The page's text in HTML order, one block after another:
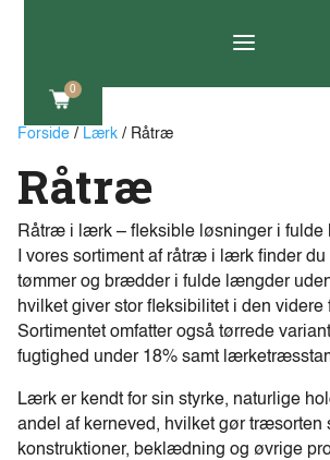
a
0
Forside / Lærk / Råtræ
Råtræ
Råtræ i lærk – fleksible løsninger i
I vores sortiment af råtræ i lærk finder
tømmer og brædder i fulde længder
hvilket giver stor fleksibilitet i den videre
Sortimentet omfatter også tørrede
fugtighed under 18% samt
Lærk er kendt for sin styrke, naturlige
andel af kerneved, hvilket gør træsorten
konstruktioner, beklædning og øvrige